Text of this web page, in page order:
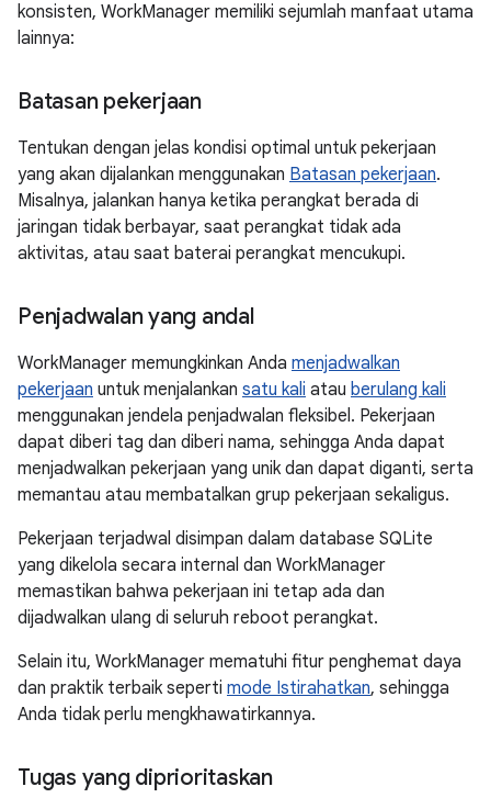
konsisten, WorkManager memiliki sejumlah manfaat utama
lainnya:
Batasan pekerjaan
Tentukan dengan jelas kondisi optimal untuk pekerjaan
yang akan dijalankan menggunakan Batasan pekerjaan.
Misalnya, jalankan hanya ketika perangkat berada di
jaringan tidak berbayar, saat perangkat tidak ada
aktivitas, atau saat baterai perangkat mencukupi.
Penjadwalan yang andal
WorkManager memungkinkan Anda menjadwalkan
pekerjaan untuk menjalankan satu kali atau berulang kali
menggunakan jendela penjadwalan fleksibel. Pekerjaan
dapat diberi tag dan diberi nama, sehingga Anda dapat
menjadwalkan pekerjaan yang unik dan dapat diganti, serta
memantau atau membatalkan grup pekerjaan sekaligus.
Pekerjaan terjadwal disimpan dalam database SQLite
yang dikelola secara internal dan WorkManager
memastikan bahwa pekerjaan ini tetap ada dan
dijadwalkan ulang di seluruh reboot perangkat.
Selain itu, WorkManager mematuhi fitur penghemat daya
dan praktik terbaik seperti mode Istirahatkan, sehingga
Anda tidak perlu mengkhawatirkannya.
Tugas yang diprioritaskan